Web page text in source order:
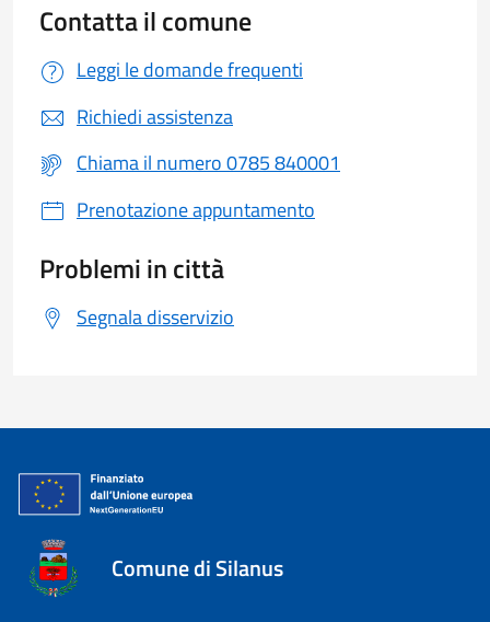
Contatta il comune
Leggi le domande frequenti
Richiedi assistenza
Chiama il numero 0785 840001
Prenotazione appuntamento
Problemi in città
Segnala disservizio
Comune di Silanus